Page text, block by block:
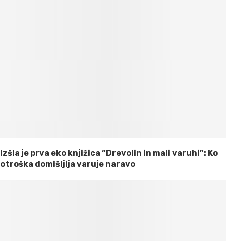
Izšla je prva eko knjižica “Drevolin in mali varuhi”: Ko
otroška domišljija varuje naravo